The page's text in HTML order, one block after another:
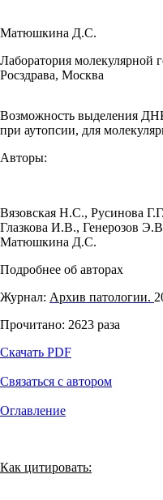
Матюшкина Д.С.
Лаборатория
Росздрава, Москва
Возможность выделения
при аутопсии, для
Авторы:
Вязовская Н.С., Русинова Г.Г.
Глазкова И.В., Генерозов
Матюшкина Д.С.
Подробнее об авторах
Журнал: Архив патологии.
Прочитано: 2623 раза
Скачать PDF
Связаться с автором
Оглавление
Как цитировать: